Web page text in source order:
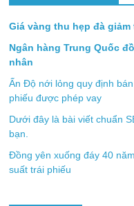
Giá vàng thu hẹp đà
Ngân hàng Trung Quốc
nhân
Ấn Độ nới lỏng quy định
phiếu được phép vay
Dưới đây là bài viết chuẩn
bạn.
Đồng yên xuống đáy 40
suất trái phiếu